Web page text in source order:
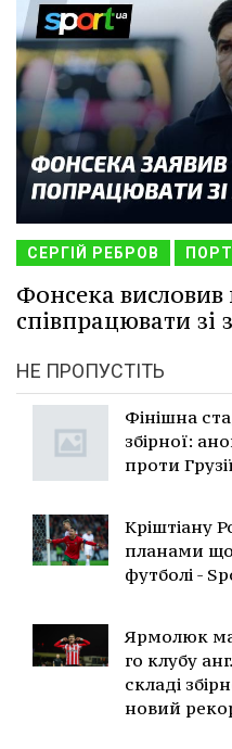
СЕРГІЙ РЕБРОВ
Фонсека
співпрацювати зі
НЕ ПРОПУСТІТЬ
Фінішна
збірної:
проти
Кріштіану
планами
футболі -
Ярмолюк
го клубу
складі
новий